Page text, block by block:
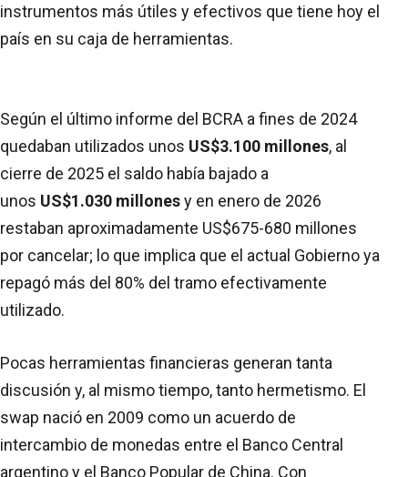
instrumentos más útiles y efectivos que tiene hoy el
país en su caja de herramientas.
Según el último informe del BCRA a fines de 2024
quedaban utilizados unos US$3.100 millones, al
cierre de 2025 el saldo había bajado a
unos US$1.030 millonesy en enero de 2026
restaban aproximadamente US$675-680 millones
por cancelar; lo que implica que el actual Gobierno ya
repagó más del 80% del tramo efectivamente
utilizado.
Pocas herramientas financieras generan tanta
discusión y, al mismo tiempo, tanto hermetismo. El
swap nació en 2009 como un acuerdo de
intercambio de monedas entre el Banco Central
argentino y el Banco Popular de China. Con